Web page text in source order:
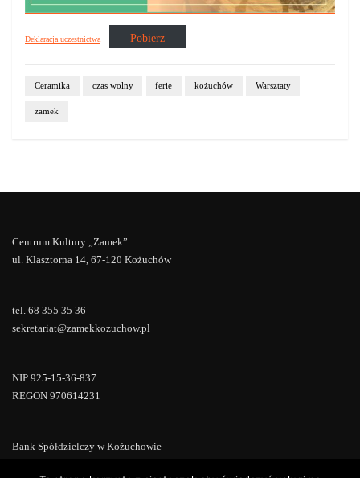
Deklaracja uczestnictwa Pobierz
Ceramika czas wolny ferie kożuchów Warsztaty
zamek
Centrum Kultury „Zamek”
ul. Klasztorna 14, 67-120 Kożuchów
tel. 68 355 35 36
sekretariat@zamekkozuchow.pl
NIP 925-15-36-837
REGON 970614231
Bank Spółdzielczy w Kożuchowie